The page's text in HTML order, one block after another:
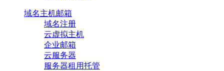
域名主机邮箱
域名注册
云虚拟主机
企业邮箱
云服务器
服务器租用托管